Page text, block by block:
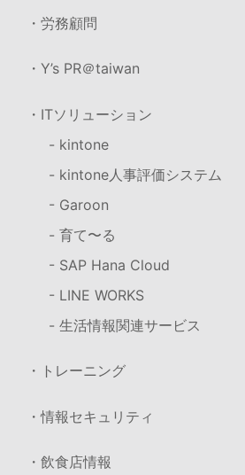
・労務顧問
・Y’s PR＠taiwan
・ITソリューション
- kintone
- kintone人事評価システム
- Garoon
- 育て〜る
- SAP Hana Cloud
- LINE WORKS
- 生活情報関連サービス
・トレーニング
・情報セキュリティ
・飲食店情報